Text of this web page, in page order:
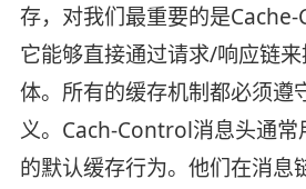
存，对我们最重要的是Cache-
它能够直接通过请求/响应链
体。所有的缓存机制都必须遵
义。Cach-Control消息头通常
的默认缓存行为。他们在消息